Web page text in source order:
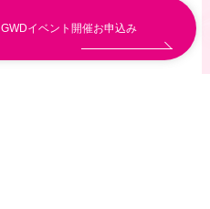
GWDイベント開催お申込み